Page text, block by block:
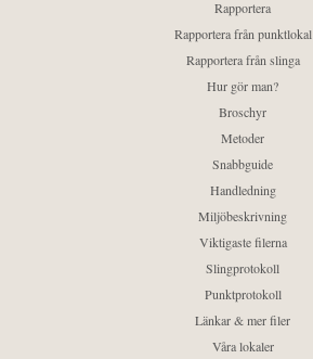
Rapportera
Rapportera från punktlokal
Rapportera från slinga
Hur gör man?
Broschyr
Metoder
Snabbguide
Handledning
Miljöbeskrivning
Viktigaste filerna
Slingprotokoll
Punktprotokoll
Länkar & mer filer
Våra lokaler